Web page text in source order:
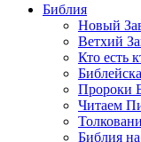
Библия
Новый
Ветхий
Кто есть
Пророки
Читаем
Библия